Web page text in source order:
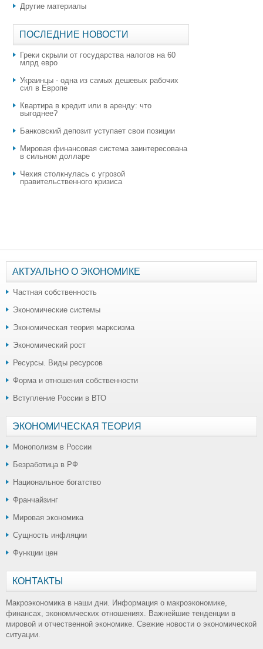
Другие материалы
ПОСЛЕДНИЕ НОВОСТИ
Греки скрыли от государства налогов на 60
млрд евро
Украинцы - одна из самых дешевых рабочих
сил в Европе
Квартира в кредит или в аренду: что
выгоднее?
​Банковский депозит уступает свои позиции
Мировая финансовая система заинтересована
в сильном долларе
Чехия столкнулась с угрозой
правительственного кризиса
АКТУАЛЬНО О ЭКОНОМИКЕ
Частная собственность
Экономические системы
Экономическая теория марксизма
Экономический рост
Ресурсы. Виды ресурсов
Форма и отношения собственности
Вступление России в ВТО
ЭКОНОМИЧЕСКАЯ ТЕОРИЯ
Монополизм в России
Безработица в РФ
Национальное богатство
Франчайзинг
Мировая экономика
Сущность инфляции
Функции цен
КОНТАКТЫ
Макроэкономика в наши дни. Информация о макроэкономике,
финансах, экономических отношениях. Важнейшие тенденции в
мировой и отчественной экономике. Свежие новости о экономической
ситуации.